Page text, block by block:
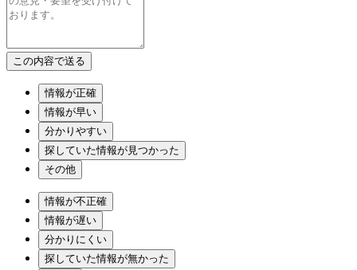
情報が正確
情報が早い
分かりやすい
探していた情報が見つかった
その他
情報が不正確
情報が遅い
分かりにくい
探していた情報が無かった